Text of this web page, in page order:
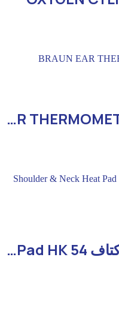
ترمومتر براون اذن BRAUN EAR THERMOMETER 6
كمادة كهربائية للرقبة والاكتاف Shoulder & Neck Heat Pad HK 54